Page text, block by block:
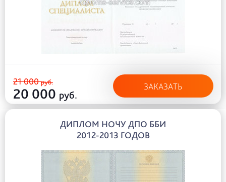
21 000руб.
20 000 руб.
ЗАКАЗАТЬ
ДИПЛОМ НОЧУ ДПО ББИ
2012-2013 ГОДОВ